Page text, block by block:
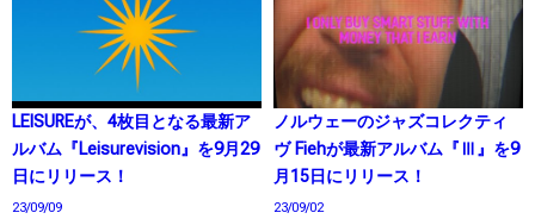
LEISUREが、4枚目となる最新ア
ルバム『Leisurevision』を9月29
日にリリース！
23/09/09
ノルウェーのジャズコレクティ
ヴ Fiehが最新アルバム『Ⅲ』を9
月15日にリリース！
23/09/02